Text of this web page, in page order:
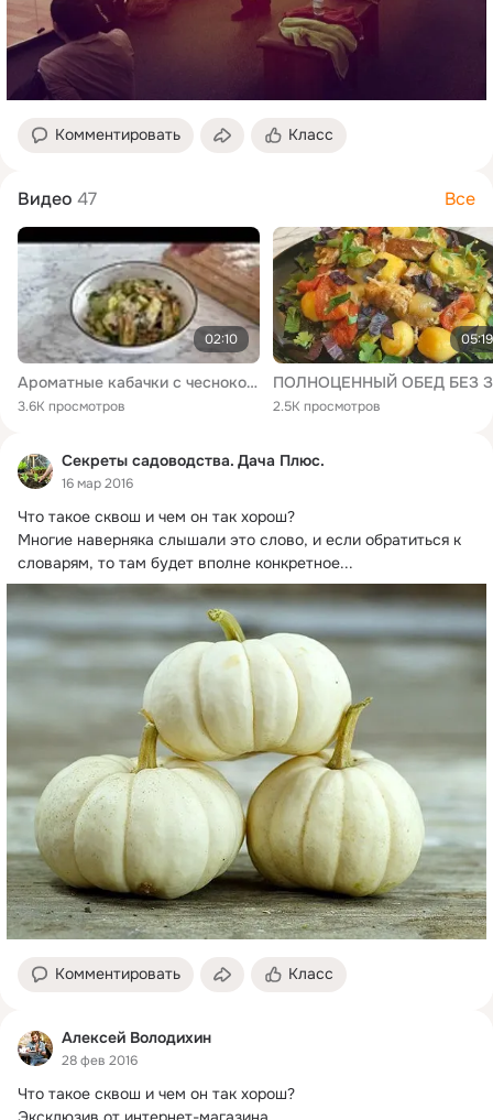
Комментировать Класс
Видео 47 Все
02:10
Ароматные кабачки с чесноком и сыром в аэрогриле
3.6K просмотров
05:19
2.5K просмотров
Секреты садоводства. Дача Плюс.
16 мар 2016
Что такое сквош и чем он так хорош?
Многие наверняка слышали это слово, и если обратиться к
словарям, то там будет вполне конкретное...
Комментировать Класс
Алексей Володихин
28 фев 2016
Что такое сквош и чем он так хорош?